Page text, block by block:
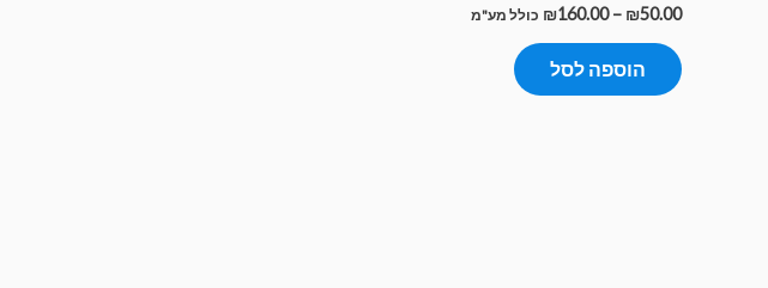
דורג
0
מתוך
5
₪50.00
–
₪160.00 כולל מע"מ
הוספה לסל